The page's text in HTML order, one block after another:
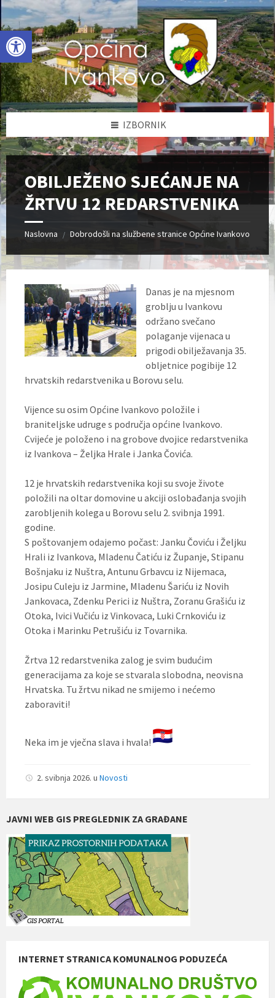
Open toolbar
Skip
to
content
Skip
to
left
sidebar
Skip
to
footer
IZBORNIK
OBILJEŽENO SJEĆANJE NA
ŽRTVU 12 REDARSTVENIKA
Naslovna / Dobrodošli na službene stranice Općine Ivankovo
Danas je na mjesnom
groblju u Ivankovu
održano svečano
polaganje vijenaca u
prigodi obilježavanja 35.
obljetnice pogibije 12
hrvatskih redarstvenika u Borovu selu.
Vijence su osim Općine Ivankovo položile i
braniteljske udruge s područja općine Ivankovo.
Cvijeće je položeno i na grobove dvojice redarstvenika
iz Ivankova – Željka Hrale i Janka Čovića.
12 je hrvatskih redarstvenika koji su svoje živote
položili na oltar domovine u akciji oslobađanja svojih
zarobljenih kolega u Borovu selu 2. svibnja 1991.
godine.
S poštovanjem odajemo počast: Janku Čoviću i Željku
Hrali iz Ivankova, Mladenu Čatiću iz Županje, Stipanu
Bošnjaku iz Nuštra, Antunu Grbavcu iz Nijemaca,
Josipu Culeju iz Jarmine, Mladenu Šariću iz Novih
Jankovaca, Zdenku Perici iz Nuštra, Zoranu Grašiću iz
Otoka, Ivici Vučiću iz Vinkovaca, Luki Crnkoviću iz
Otoka i Marinku Petrušiću iz Tovarnika.
Žrtva 12 redarstvenika zalog je svim budućim
generacijama za koje se stvarala slobodna, neovisna
Hrvatska. Tu žrtvu nikad ne smijemo i nećemo
zaboraviti!
Neka im je vječna slava i hvala!
2. svibnja 2026. u Novosti
JAVNI WEB GIS PREGLEDNIK ZA GRAĐANE
INTERNET STRANICA KOMUNALNOG PODUZEĆA